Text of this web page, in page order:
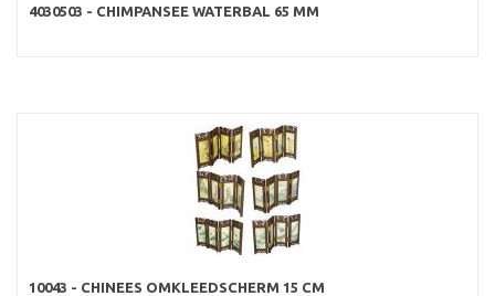
4030503 - CHIMPANSEE WATERBAL 65 MM
10043 - CHINEES OMKLEEDSCHERM 15 CM